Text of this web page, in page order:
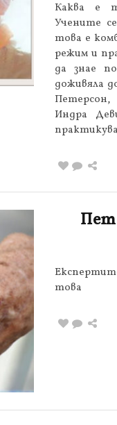
Каква е
Учените
това е
режим и
да знае
доживяла
Индра
Пет
това